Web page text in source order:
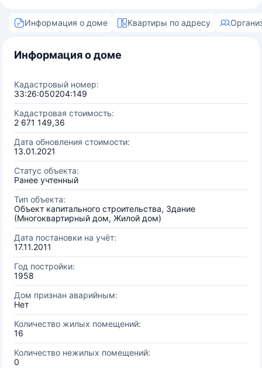
Информация о доме Квартиры по адресу
Информация о доме
Кадастровый номер:
33:26:050204:149
Кадастровая стоимость:
2 671 149,36
Дата обновления стоимости:
13.01.2021
Статус объекта:
Ранее учтенный
Тип объекта:
Объект капитального строительства, Здание
(Многоквартирный дом, Жилой дом)
Дата постановки на учёт:
17.11.2011
Год постройки:
1958
Дом признан аварийным:
Нет
Количество жилых помещений:
16
Количество нежилых помещений:
0